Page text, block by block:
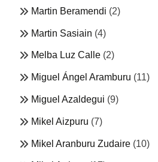
Martin Beramendi (2)
Martin Sasiain (4)
Melba Luz Calle (2)
Miguel Ángel Aramburu (11)
Miguel Azaldegui (9)
Mikel Aizpuru (7)
Mikel Aranburu Zudaire (10)